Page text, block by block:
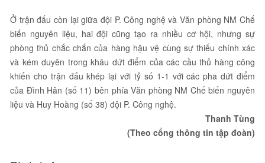
Ở trận đấu còn lại giữa đội P. Công nghệ và Văn phòng NM Chế
biến nguyên liệu, hai đội cũng tạo ra nhiều cơ hội, nhưng sự
phòng thủ chắc chắn của hàng hậu vệ cùng sự thiếu chính xác
và kém duyên trong khâu dứt điểm của các cầu thủ hàng công
khiến cho trận đấu khép lại với tỷ số 1-1 với các pha dứt điểm
của Đình Hân (số 11) bên phía Văn phòng NM Chế biến nguyên
liệu và Huy Hoàng (số 38) đội P. Công nghệ.
Thanh Tùng
(Theo cổng thông tin tập đoàn)